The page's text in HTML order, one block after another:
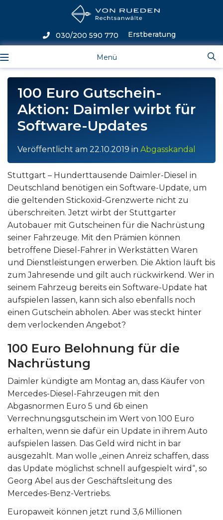
Menü
030/200 590 770 Erstberatung
100 Euro Gutschein-
Aktion: Daimler wirbt für
Software-Updates
Veröffentlicht am 22.10.2019 in Abgasskandal
Stuttgart – Hunderttausende Daimler-Diesel in
Deutschland benötigen ein Software-Update, um
die geltenden Stickoxid-Grenzwerte nicht zu
überschreiten. Jetzt wirbt der Stuttgarter
Autobauer mit Gutscheinen für die Nachrüstung
seiner Fahrzeuge. Mit den Prämien können
betroffene Diesel-Fahrer in Werkstätten Waren
und Dienstleistungen erwerben. Die Aktion läuft bis
zum Jahresende und gilt auch rückwirkend. Wer in
seinem Fahrzeug bereits ein Software-Update hat
aufspielen lassen, kann sich also ebenfalls noch
einen Gutschein abholen. Aber was steckt hinter
dem verlockenden Angebot?
100 Euro Belohnung für die
Nachrüstung
Daimler kündigte am Montag an, dass Käufer von
Mercedes-Diesel-Fahrzeugen mit den
Abgasnormen Euro 5 und 6b einen
Verrechnungsgutschein im Wert von 100 Euro
erhalten, wenn sie dafür ein Update in ihrem Auto
aufspielen lassen. Das Geld wird nicht in bar
ausgezahlt. Man wolle „einen Anreiz schaffen, dass
das Update möglichst schnell aufgespielt wird“, so
Georg Abel aus der Geschäftsleitung des
Mercedes-Benz-Vertriebs.
Europaweit können jetzt rund 3,6 Millionen